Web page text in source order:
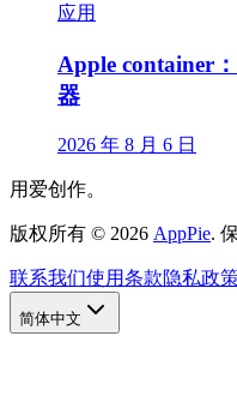
应用
Apple container
器
2026 年 8 月 6 日
用爱创作。
版权所有 © 2026 AppPie.
联系我们使用条款隐私政
简体中文